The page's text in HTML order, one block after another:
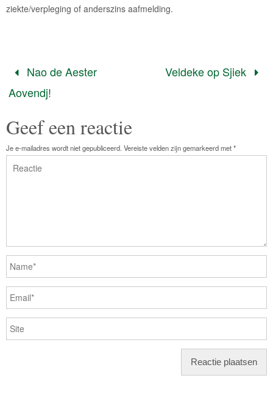
ziekte/verpleging of anderszins aafmelding.
Nao de Aester
Aovendj!
Veldeke op Sjiek
Geef een reactie
Je e-mailadres wordt niet gepubliceerd. Vereiste velden zijn gemarkeerd met*